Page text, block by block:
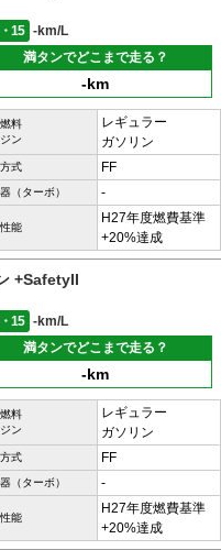
15
-km/L
満タンでどこまで走る？
-km
料
ン
レギュラー
ガソリン
式 FF
（ターボ） -
能
H27年度燃費基準
+20%達成
+SafetyII
15
-km/L
満タンでどこまで走る？
-km
料
ン
レギュラー
ガソリン
式 FF
（ターボ） -
能
H27年度燃費基準
+20%達成